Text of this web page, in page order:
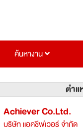
ค้นหางาน
ตำ
Achiever Co.Ltd.
บริษัท แอคชีฟเวอร์ จำกัด